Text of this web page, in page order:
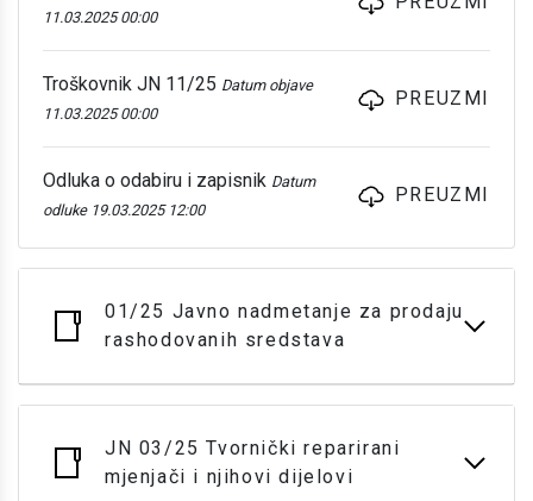
11.03.2025 00:00
Troškovnik JN 11/25 Datum objave
11.03.2025 00:00
PREUZMI
Odluka o odabiru i zapisnik Datum
odluke 19.03.2025 12:00
PREUZMI
01/25 Javno nadmetanje za prodaju
rashodovanih sredstava
JN 03/25 Tvornički reparirani
mjenjači i njihovi dijelovi